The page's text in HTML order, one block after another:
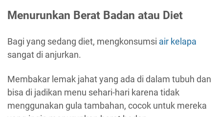
Menurunkan Berat Badan atau Diet
Bagi yang sedang diet, mengkonsumsi air kelapa
sangat di anjurkan.
Membakar lemak jahat yang ada di dalam tubuh dan
bisa di jadikan menu sehari-hari karena tidak
menggunakan gula tambahan, cocok untuk mereka